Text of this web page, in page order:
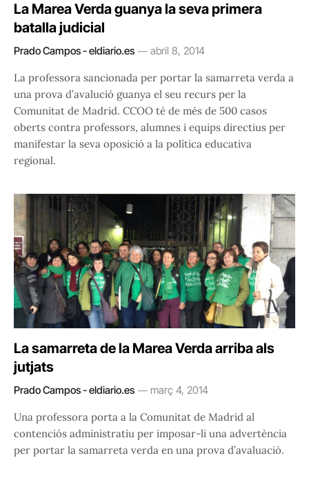
La Marea Verda guanya la seva primera
batalla judicial
Prado Campos - eldiario.es abril 8, 2014
La professora sancionada per portar la samarreta verda a
una prova d’avalució guanya el seu recurs per la
Comunitat de Madrid. CCOO té de més de 500 casos
oberts contra professors, alumnes i equips directius per
manifestar la seva oposició a la política educativa
regional.
La samarreta de la Marea Verda arriba als
jutjats
Prado Campos - eldiario.es març 4, 2014
Una professora porta a la Comunitat de Madrid al
contenciós administratiu per imposar-li una advertència
per portar la samarreta verda en una prova d’avaluació.